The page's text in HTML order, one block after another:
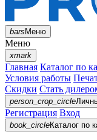
barsМеню
Меню
xmark
Главная Каталог по
Условия работы
Скидки Стать
person_crop_circle
Регистрация Вход
book_circleКаталог по